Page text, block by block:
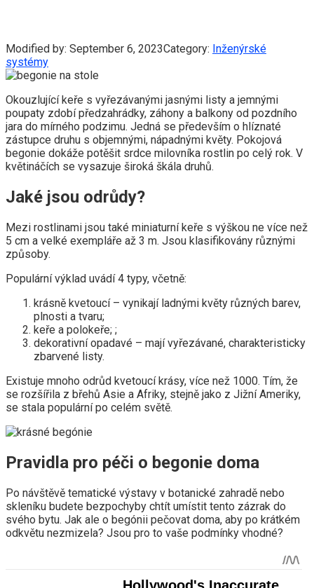
Modified by: September 6, 2023Category: Inženýrské
systémy
Okouzlující keře s vyřezávanými jasnými listy a jemnými
poupaty zdobí předzahrádky, záhony a balkony od pozdního
jara do mírného podzimu. Jedná se především o hlíznaté
zástupce druhu s objemnými, nápadnými květy. Pokojová
begonie dokáže potěšit srdce milovníka rostlin po celý rok. V
květináčích se vysazuje široká škála druhů.
Jaké jsou odrůdy?
Mezi rostlinami jsou také miniaturní keře s výškou ne více než
5 cm a velké exempláře až 3 m. Jsou klasifikovány různými
způsoby.
Populární výklad uvádí 4 typy, včetně:
krásně kvetoucí – vynikají ladnými květy různých barev,
plnosti a tvaru;
keře a polokeře; ;
dekorativní opadavé – mají vyřezávané, charakteristicky
zbarvené listy.
Existuje mnoho odrůd kvetoucí krásy, více než 1000. Tím, že
se rozšířila z břehů Asie a Afriky, stejně jako z Jižní Ameriky,
se stala populární po celém světě.
Pravidla pro péči o begonie doma
Po návštěvě tematické výstavy v botanické zahradě nebo
skleníku budete bezpochyby chtít umístit tento zázrak do
svého bytu. Jak ale o begónii pečovat doma, aby po krátkém
odkvětu nezmizela? Jsou pro to vaše podmínky vhodné?